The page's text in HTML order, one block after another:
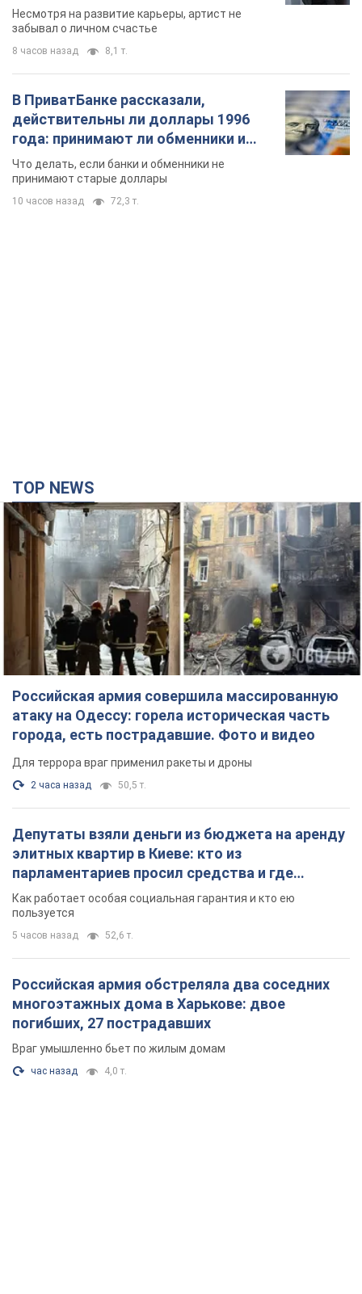
Несмотря на развитие карьеры, артист не
забывал о личном счастье
8 часов назад 8,1 т.
В ПриватБанке рассказали,
действительны ли доллары 1996
года: принимают ли обменники и
банки такие купюры
Что делать, если банки и обменники не
принимают старые доллары
10 часов назад 72,3 т.
TOP NEWS
Российская армия совершила массированную
атаку на Одессу: горела историческая часть
города, есть пострадавшие. Фото и видео
Для террора враг применил ракеты и дроны
2 часа назад 50,5 т.
Депутаты взяли деньги из бюджета на аренду
элитных квартир в Киеве: кто из
парламентариев просил средства и где
поселился
Как работает особая социальная гарантия и кто ею
пользуется
5 часов назад 52,6 т.
Российская армия обстреляла два соседних
многоэтажных дома в Харькове: двое
погибших, 27 пострадавших
Враг умышленно бьет по жилым домам
час назад 4,0 т.